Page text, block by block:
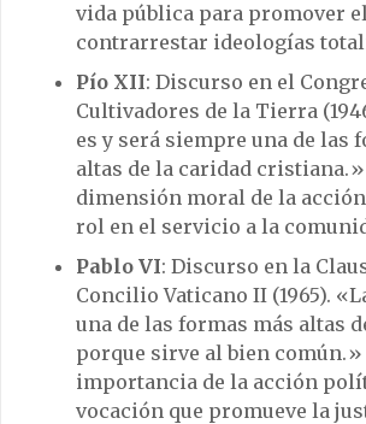
vida pública para promover
contrarrestar ideologías
Pío XII: Discurso en el
Cultivadores de la Tierra
es y será siempre una de las
altas de la caridad
dimensión moral de la
rol en el servicio a la
Pablo VI: Discurso en la
Concilio Vaticano II (1965).
una de las formas más altas
porque sirve al bien
importancia de la acción
vocación que promueve la